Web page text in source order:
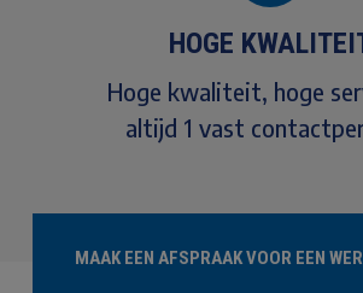
HOGE
Hoge kwaliteit, hoge
altijd 1 vast
MAAK EEN AFSPRAAK VOOR EEN